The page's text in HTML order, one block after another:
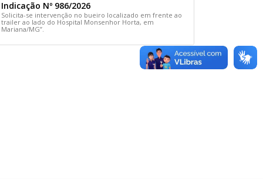
Indicação Nº 986/2026
Solicita-se intervenção no bueiro localizado em frente ao
trailer ao lado do Hospital Monsenhor Horta, em
Mariana/MG”.